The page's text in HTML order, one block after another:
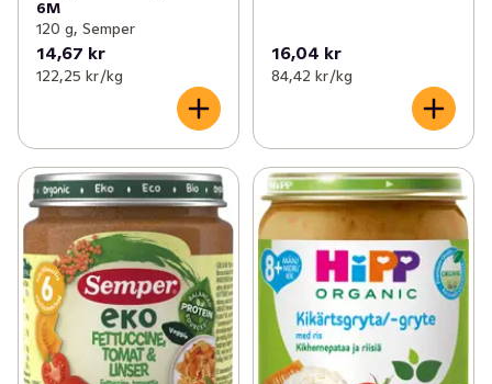
6M
120 g, Semper
14,67 kr
122,25 kr /kg
16,04 kr
84,42 kr /kg